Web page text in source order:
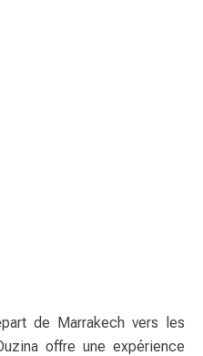
de Marrakech vers les
offre une expérience